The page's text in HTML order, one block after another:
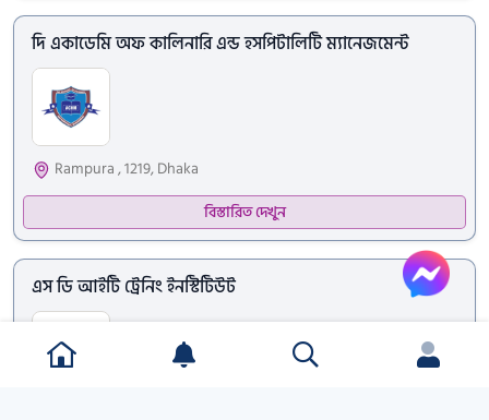
দি একাডেমি অফ কালিনারি এন্ড হসপিটালিটি ম্যানেজমেন্ট
Rampura , 1219, Dhaka
বিস্তারিত দেখুন
এস ডি আইটি ট্রেনিং ইনস্টিটিউট
Live